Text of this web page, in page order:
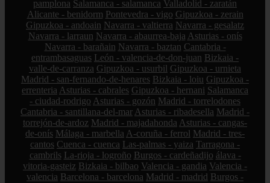
pamplona Salamanca - salamanca Valladolid - zaratán
Alicante - benidorm Pontevedra - vigo Gipuzkoa - zerain
Gipuzkoa - andoain Navarra - valtierra Navarra - gesalatz
Navarra - larraun Navarra - abaurrea-baja Asturias - onís
Navarra - barañain Navarra - baztan Cantabria -
entrambasaguas León - valencia-de-don-juan Bizkaia -
valle-de-carranza Gipuzkoa - usurbil Gipuzkoa - urnieta
Madrid - san-fernando-de-henares Bizkaia - loiu Gipuzkoa -
errenteria Asturias - cabrales Gipuzkoa - hernani Salamanca
- ciudad-rodrigo Asturias - gozón Madrid - torrelodones
Cantabria - santillana-del-mar Asturias - ribadesella Madrid -
torrejón-de-ardoz Madrid - majadahonda Asturias - cangas-
de-onís Málaga - marbella A-coruña - ferrol Madrid - tres-
cantos Cuenca - cuenca Las-palmas - yaiza Tarragona -
cambrils La-rioja - logroño Burgos - cardeñadijo álava -
vitoria-gasteiz Bizkaia - bilbao Valencia - gandia Valencia -
valencia Barcelona - barcelona Madrid - madrid Burgos -